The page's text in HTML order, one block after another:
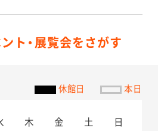
ト・展覧会をさがす
休館日 本日
木 金 土 日